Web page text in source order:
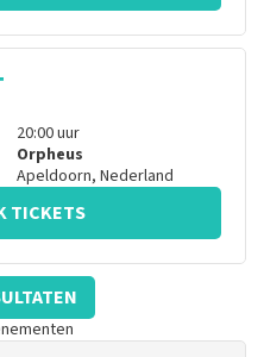
20:00uur
Orpheus
Apeldoorn, Nederland
TICKETS